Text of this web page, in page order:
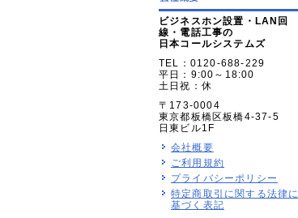
ビジネスホン設置・LAN回
線・電話工事の
日本コールシステムズ
TEL：0120-688-229
平日：9:00～18:00
土日祝：休
〒173-0004
東京都板橋区板橋4-37-5
日東ビル1F
会社概要
ご利用規約
プライバシーポリシー
特定商取引に関する法律に
基づく表記